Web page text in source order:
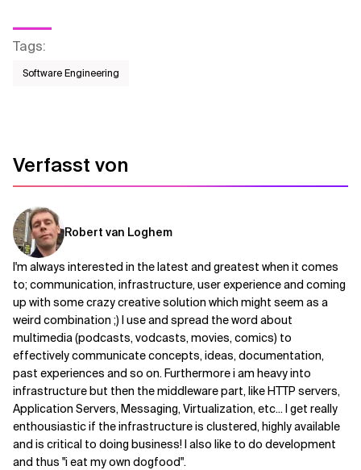
Tags:
Software Engineering
Verfasst von
Robert van Loghem
I'm always interested in the latest and greatest when it comes
to; communication, infrastructure, user experience and coming
up with some crazy creative solution which might seem as a
weird combination ;) I use and spread the word about
multimedia (podcasts, vodcasts, movies, comics) to
effectively communicate concepts, ideas, documentation,
past experiences and so on. Furthermore i am heavy into
infrastructure but then the middleware part, like HTTP servers,
Application Servers, Messaging, Virtualization, etc... I get really
enthousiastic if the infrastructure is clustered, highly available
and is critical to doing business! I also like to do development
and thus "i eat my own dogfood".